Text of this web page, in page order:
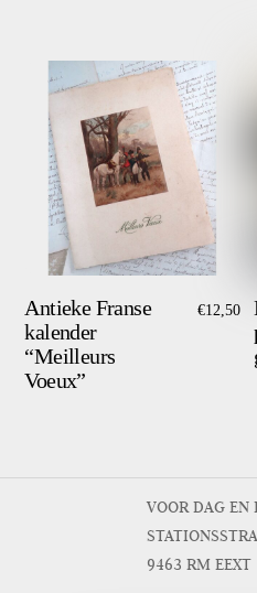
Antieke Franse
kalender
“Meilleurs
Voeux”
€12,50
VOOR DAG EN
9463 RM EEXT